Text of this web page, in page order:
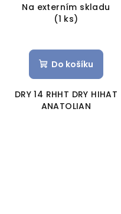
Na externím skladu
(1 ks)
Do košíku
DRY 14 RHHT DRY HIHAT
ANATOLIAN